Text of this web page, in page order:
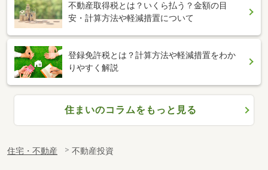
不動産取得税とは？いくら払う？金額の目
安・計算方法や軽減措置について
登録免許税とは？計算方法や軽減措置をわか
りやすく解説
住まいのコラムをもっと見る
住宅・不動産 不動産投資